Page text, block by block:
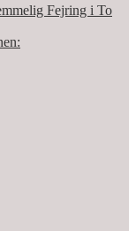
Fejring i To